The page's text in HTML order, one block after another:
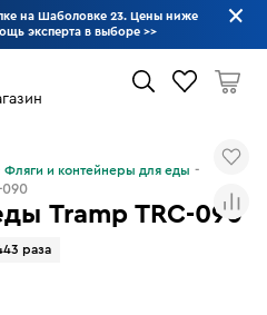
на Шаболовке 23. Цены ниже
эксперта в выборе >>
Tramp TRC-090
раза
Фляги и контейнеры для еды
090